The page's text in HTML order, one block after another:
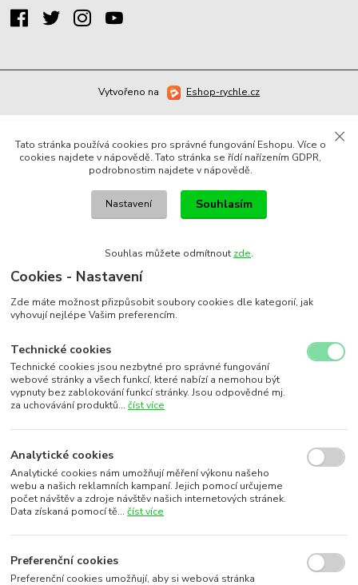
Vytvořeno na Eshop-rychle.cz
Tato stránka používá cookies pro správné fungování Eshopu. Více o
cookies najdete v nápovědě. Tato stránka se řídí nařízením GDPR,
podrobnostim najdete v nápovědě.
Nastavení Souhlasím
Souhlas můžete odmítnout zde.
Cookies - Nastavení
Zde máte možnost přizpůsobit soubory cookies dle kategorií, jak
vyhovují nejlépe Vašim preferencím.
Technické cookies
Technické cookies jsou nezbytné pro správné fungování
webové stránky a všech funkcí, které nabízí a nemohou být
vypnuty bez zablokování funkcí stránky. Jsou odpovědné mj.
za uchovávání produktů...číst více
Analytické cookies
Analytické cookies nám umožňují měření výkonu našeho
webu a našich reklamních kampaní. Jejich pomocí určujeme
počet návštěv a zdroje návštěv našich internetových stránek.
Data získaná pomocí tě...číst více
Preferenční cookies
Preferenční cookies umožňují, aby si webová stránka